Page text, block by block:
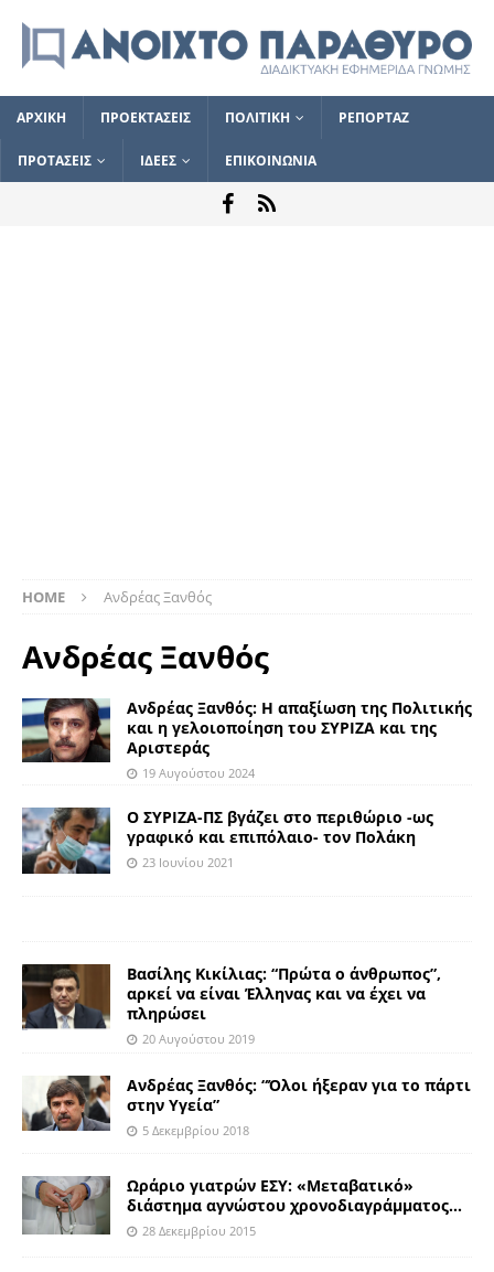
ΑΡΧΙΚΗ ΠΡΟΕΚΤΑΣΕΙΣ ΠΟΛΙΤΙΚΗ ΡΕΠΟΡΤΑΖ
ΠΡΟΤΑΣΕΙΣ ΙΔΕΕΣ ΕΠΙΚΟΙΝΩΝΙΑ
HOME Ανδρέας Ξανθός
Ανδρέας Ξανθός
Ανδρέας Ξανθός: Η απαξίωση της Πολιτικής
και η γελοιοποίηση του ΣΥΡΙΖΑ και της
Αριστεράς
19 Αυγούστου 2024
Ο ΣΥΡΙΖΑ-ΠΣ βγάζει στο περιθώριο -ως
γραφικό και επιπόλαιο- τον Πολάκη
23 Ιουνίου 2021
Βασίλης Κικίλιας: “Πρώτα ο άνθρωπος”,
αρκεί να είναι Έλληνας και να έχει να
πληρώσει
20 Αυγούστου 2019
Ανδρέας Ξανθός: “Όλοι ήξεραν για το πάρτι
στην Υγεία”
5 Δεκεμβρίου 2018
Ωράριο γιατρών ΕΣΥ: «Μεταβατικό»
διάστημα αγνώστου χρονοδιαγράμματος…
28 Δεκεμβρίου 2015